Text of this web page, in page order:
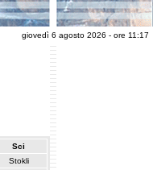
giovedì 6 agosto 2026 - ore 11:17
Sci
Stokli